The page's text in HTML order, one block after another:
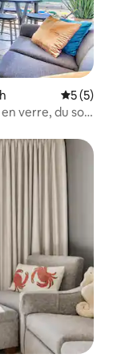
5 (5)
verre, du sol